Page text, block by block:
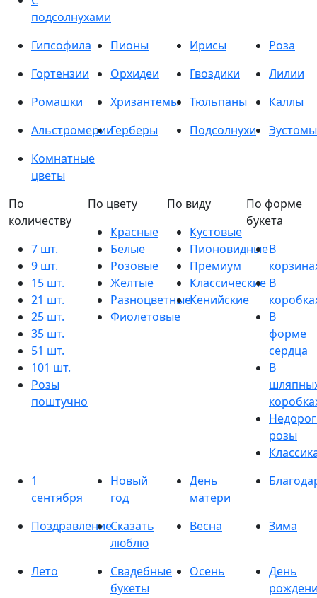
подсолнухами
Гипсофила
Пионы Ирисы
Роза
Гортензии
Орхидеи Гвоздики
Лилии
Ромашки
Хризантемы Тюльпаны
Каллы
АльстромерииГерберы Подсолнухи
Эустомы
Комнатные
цветы
По
количеству
7 шт.
9 шт.
15 шт.
21 шт.
25 шт.
35 шт.
51 шт.
101 шт.
Розы
поштучно
По цвету
Красные
Белые
Розовые
Желтые
Разноцветные
Фиолетовые
По виду
Кустовые
Пионовидные
Премиум
Классические
Кенийские
По форме
букета
В
В
В
форме
сердца
В
розы
1
сентября
Новый
год
День
матери
ПоздравлениеСказать
люблю
Весна Зима
Лето
Свадебные
букеты
Осень
День